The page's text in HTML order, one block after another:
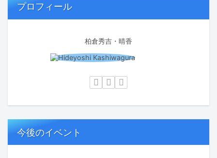
プロフィール
柏倉秀吉・晴香
今後のイベント